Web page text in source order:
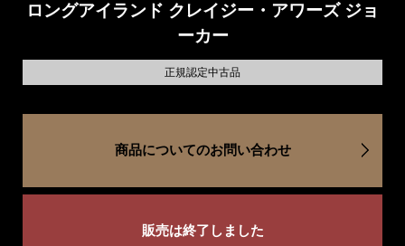
ロングアイランド クレイジー・アワーズ ジョ
ーカー
正規認定中古品
商品についてのお問い合わせ
販売は終了しました